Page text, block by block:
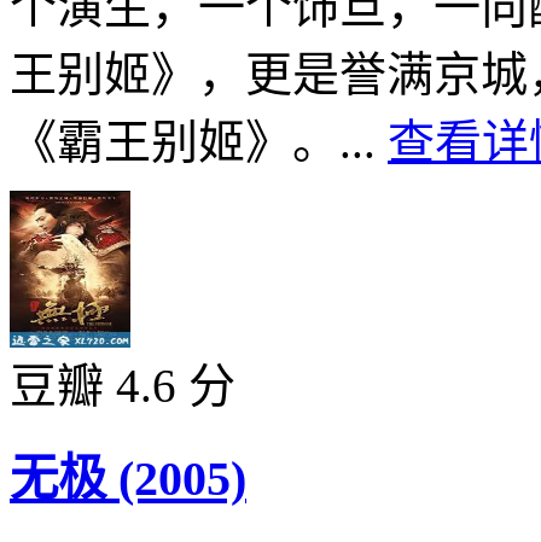
王别姬》，更是誉满京
《霸王别姬》。... 查看详
豆瓣 4.6 分
无极 (2005)